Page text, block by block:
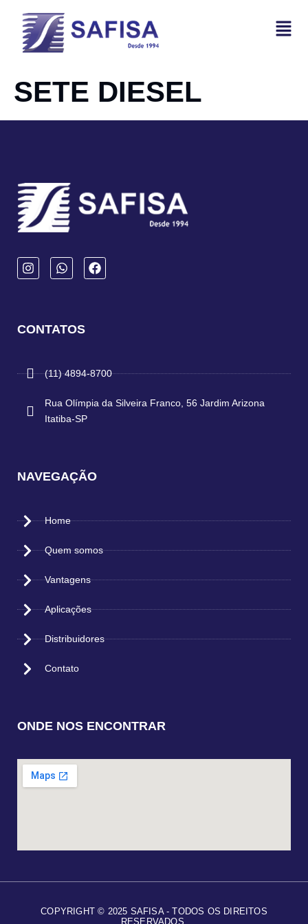
SETE DIESEL
CONTATOS
(11) 4894-8700
Rua Olímpia da Silveira Franco, 56 Jardim Arizona
Itatiba-SP
NAVEGAÇÃO
Home
Quem somos
Vantagens
Aplicações
Distribuidores
Contato
ONDE NOS ENCONTRAR
COPYRIGHT © 2025 SAFISA - TODOS OS DIREITOS
RESERVADOS.